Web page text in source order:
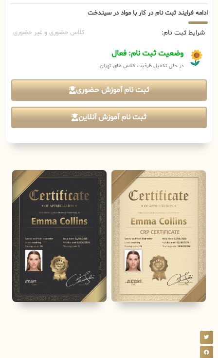
ادامه فرایند ثبت نام در کار با مواد در سیندخت
شرایط ثبت نام: کلاس حضوری و غیر حضوری
وضعیت ثبت نام: فعال
در حال تکمیل ظرفیت کلاس های تهران
ثبت نام آموزش حضوری
ثبت نام آموزش آنلاین